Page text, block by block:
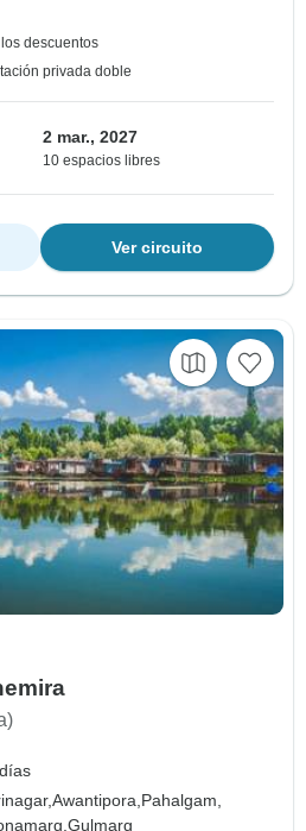
descuentos
privada doble
2 mar., 2027
10 espacios libres
Ver circuito
Awantipora, Pahalgam,
Gulmarg